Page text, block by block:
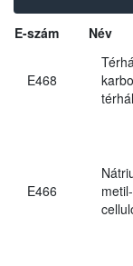
E-szám Név
E468
E466